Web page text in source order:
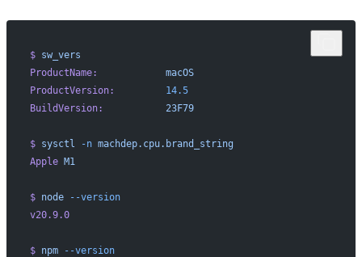
$ sw_vers
ProductName:
            macOS
ProductVersion:
         14.5
BuildVersion:
           23F79
$ sysctl -n machdep.cpu.brand_string
Apple M1
$ node --version
v20.9.0
$ npm --version